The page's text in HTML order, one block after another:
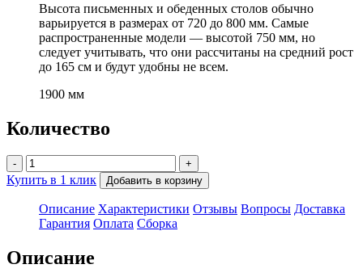
Высота письменных и обеденных столов обычно
варьируется в размерах от 720 до 800 мм. Самые
распространенные модели — высотой 750 мм, но
следует учитывать, что они рассчитаны на средний рост
до 165 см и будут удобны не всем.
1900 мм
Количество
- +
Купить в 1 клик Добавить в корзину
Описание Характеристики Отзывы Вопросы Доставка
Гарантия Оплата Сборка
Описание